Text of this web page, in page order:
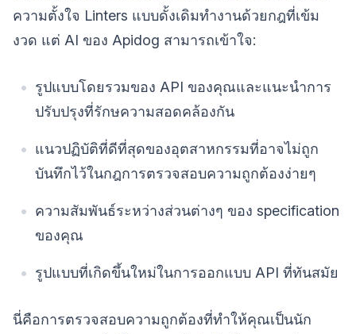
ความตั้งใจ Linters แบบดั้งเดิมทำงานด้วยกฎที่เข้ม
งวด แต่ AI ของ Apidog สามารถเข้าใจ:
รูปแบบโดยรวมของ API ของคุณและแนะนำการ
ปรับปรุงที่รักษความสอดคล้องกัน
แนวปฏิบัติที่ดีที่สุดของอุตสาหกรรมที่อาจไม่ถูก
บันทึกไว้ในกฎการตรวจสอบความถูกต้องง่ายๆ
ความสัมพันธ์ระหว่างส่วนต่างๆ ของ specification
ของคุณ
รูปแบบที่เกิดขึ้นใหม่ในการออกแบบ API ที่ทันสมัย
นี่คือการตรวจสอบความถูกต้องที่ทำให้คุณเป็นนัก